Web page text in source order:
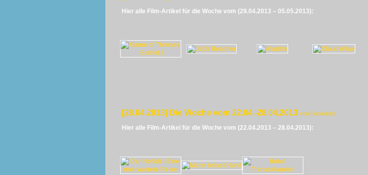
Hier alle Film-Artikel für die Woche vom (29.04.2013 – 05.05.2013):
[28.04.2013] Die Woche vom 22.04.-28.04.2013 von Panikmike
Hier alle Film-Artikel für die Woche vom (22.04.2013 – 28.04.2013):